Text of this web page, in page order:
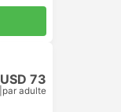
USD 73
par adulte